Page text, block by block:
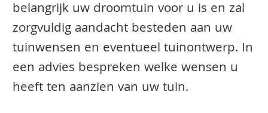
belangrijk uw droomtuin voor u is en zal
zorgvuldig aandacht besteden aan uw
tuinwensen en eventueel tuinontwerp. In
een advies bespreken welke wensen u
heeft ten aanzien van uw tuin.